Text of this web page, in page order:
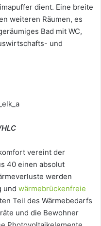
dient. Eine breite
weiteren Räumen, es
Bad mit WC,
und
vereint der
40 einen absolut
werden
und wärmebrückenfreie
Teil des Wärmebedarfs
und die Bewohner